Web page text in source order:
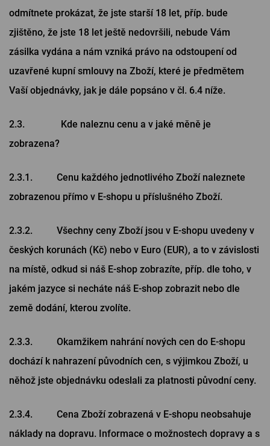
odmítnete prokázat, že jste starší 18 let, příp. bude
zjištěno, že jste 18 let ještě nedovršili, nebude Vám
zásilka vydána a nám vzniká právo na odstoupení od
uzavřené kupní smlouvy na Zboží, které je předmětem
Vaší objednávky, jak je dále popsáno v čl. ‎6.4 níže.
2.3. Kde naleznu cenu a v jaké měně je
zobrazena?
2.3.1. Cenu každého jednotlivého Zboží naleznete
zobrazenou přímo v E-shopu u příslušného Zboží.
2.3.2. Všechny ceny Zboží jsou v E-shopu uvedeny v
českých korunách (Kč) nebo v Euro (EUR), a to v závislosti
na místě, odkud si náš E-shop zobrazíte, příp. dle toho, v
jakém jazyce si necháte náš E-shop zobrazit nebo dle
země dodání, kterou zvolíte.
2.3.3. Okamžikem nahrání nových cen do E-shopu
dochází k nahrazení původních cen, s výjimkou Zboží, u
něhož jste objednávku odeslali za platnosti původní ceny.
2.3.4. Cena Zboží zobrazená v E-shopu neobsahuje
náklady na dopravu. Informace o možnostech dopravy a s